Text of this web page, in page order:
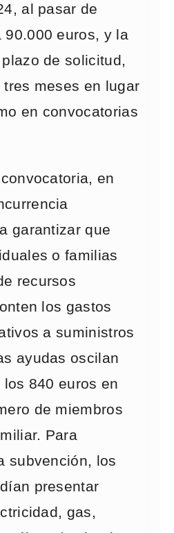
al pasar de
90.000 euros, y la
de solicitud,
meses en lugar
en convocatorias
en
garantizar que
o familias
recursos
los gastos
a suministros
ayudas oscilan
840 euros en
de miembros
Para
subvención, los
presentar
gas,